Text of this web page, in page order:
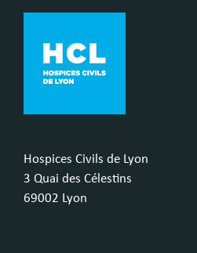
Hospices Civils de Lyon
3 Quai des Célestins
69002 Lyon